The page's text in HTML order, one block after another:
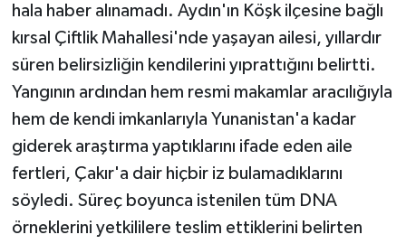
hala haber alınamadı. Aydın'ın Köşk ilçesine bağlı
kırsal Çiftlik Mahallesi'nde yaşayan ailesi, yıllardır
süren belirsizliğin kendilerini yıprattığını belirtti.
Yangının ardından hem resmi makamlar aracılığıyla
hem de kendi imkanlarıyla Yunanistan'a kadar
giderek araştırma yaptıklarını ifade eden aile
fertleri, Çakır'a dair hiçbir iz bulamadıklarını
söyledi. Süreç boyunca istenilen tüm DNA
örneklerini yetkililere teslim ettiklerini belirten